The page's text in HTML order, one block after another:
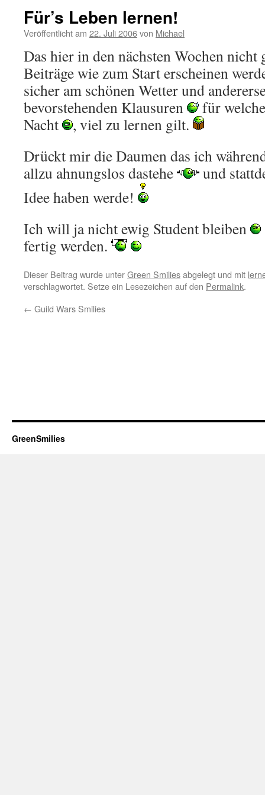
Für’s Leben lernen!
Veröffentlicht am 22. Juli 2006von Michael
Das hier in den nächsten Wochen nicht
Beiträge wie zum Start erscheinen
sicher am schönen Wetter und
bevorstehenden Klausuren
für
Nacht
, viel zu lernen gilt.
Drückt mir die Daumen das ich
allzu ahnungslos dastehe
und
Idee haben werde!
Ich will ja nicht ewig Student bleiben
fertig werden.
Dieser Beitrag wurde unterGreen Smiliesabgelegt und mit
verschlagwortet. Setze ein Lesezeichen auf den Permalink.
← Guild Wars Smilies
GreenSmilies